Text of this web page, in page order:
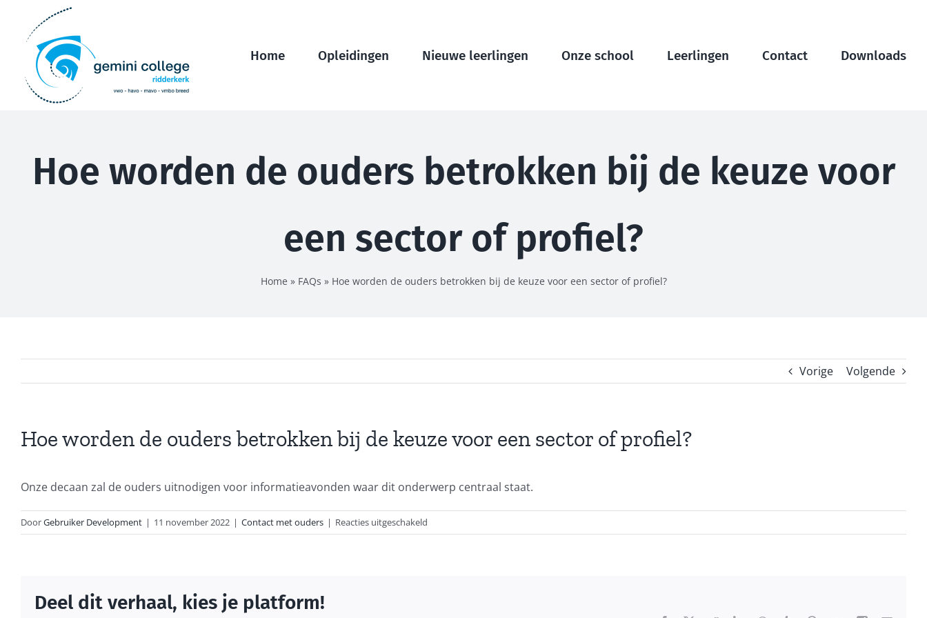
Home Opleidingen Nieuwe leerlingen Onze school Leerlingen Contact Downloads
Hoe worden de ouders betrokken bij de keuze voor
een sector of profiel?
Home » FAQs » Hoe worden de ouders betrokken bij de keuze voor een sector of profiel?
Vorige Volgende
Hoe worden de ouders betrokken bij de keuze voor een sector of profiel?
Onze decaan zal de ouders uitnodigen voor informatieavonden waar dit onderwerp centraal staat.
DoorGebruiker Development | 11 november 2022 | Contact met ouders | Reacties uitgeschakeld
Hoe
Deel dit verhaal, kies je platform!